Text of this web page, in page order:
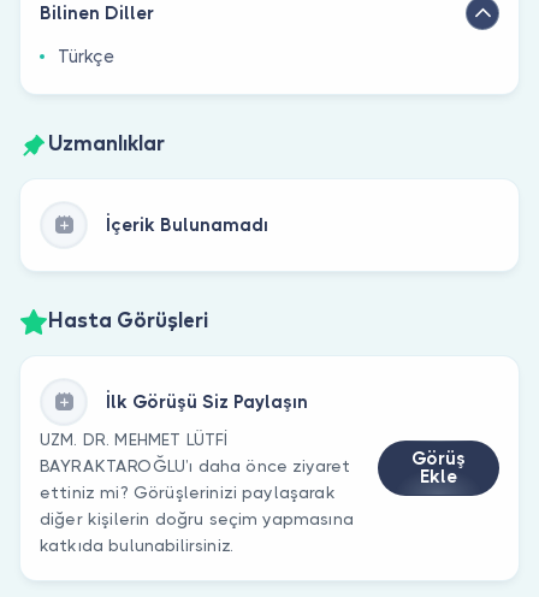
Bilinen Diller
Türkçe
Uzmanlıklar
İçerik Bulunamadı
Hasta Görüşleri
İlk Görüşü Siz Paylaşın
UZM. DR. MEHMET LÜTFİ
BAYRAKTAROĞLU’ı daha önce ziyaret
ettiniz mi? Görüşlerinizi paylaşarak
diğer kişilerin doğru seçim yapmasına
katkıda bulunabilirsiniz.
Görüş
Ekle